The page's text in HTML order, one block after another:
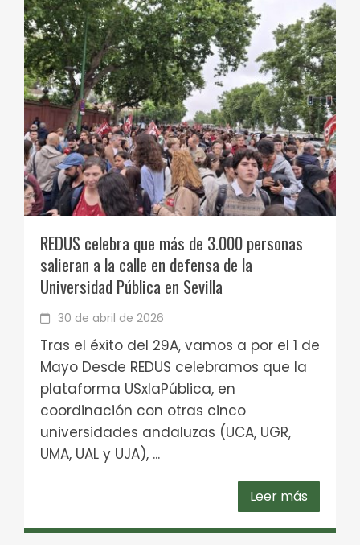
REDUS celebra que más de 3.000 personas
salieran a la calle en defensa de la
Universidad Pública en Sevilla
30 de abril de 2026
Tras el éxito del 29A, vamos a por el 1 de
Mayo Desde REDUS celebramos que la
plataforma USxlaPública, en
coordinación con otras cinco
universidades andaluzas (UCA, UGR,
UMA, UAL y UJA), ...
Leer más